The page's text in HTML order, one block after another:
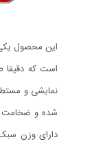
این محصول
دارای وزن